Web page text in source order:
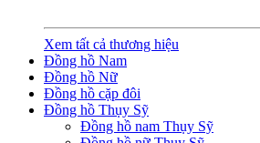
Xem tất cả thương hiệu
Đồng hồ Nam
Đồng hồ Nữ
Đồng hồ cặp đôi
Đồng hồ Thụy Sỹ
Đồng hồ nam Thụy Sỹ